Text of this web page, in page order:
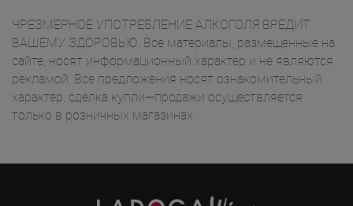
ЧРЕЗМЕРНОЕ УПОТРЕБЛЕНИЕ АЛКОГОЛЯ ВРЕДИТ
ВАШЕМУ ЗДОРОВЬЮ. Все материалы, размещенные на
сайте, носят информационный характер и не являются
рекламой. Все предложения носят ознакомительный
характер, сделка купли—продажи осуществляется
только в розничных магазинах.